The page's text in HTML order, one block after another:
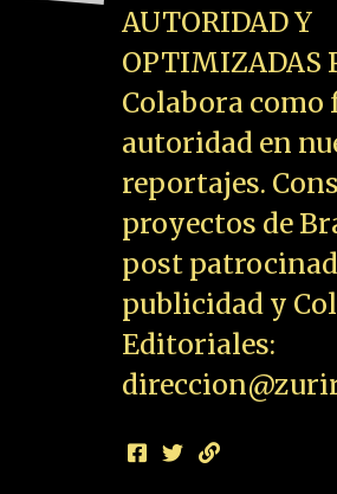
AUTORIDAD Y
OPTIMIZADAS
Colabora como
autoridad en
reportajes.
proyectos de
post
publicidad y
Editoriales: